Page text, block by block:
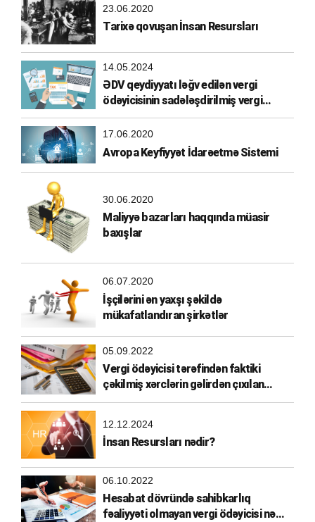
23.06.2020
Tarixə qovuşan İnsan Resursları
14.05.2024
ƏDV qeydiyyatı ləğv edilən vergi
ödəyicisinin sadələşdirilmiş vergi
ödəyicisi olma hüququ
17.06.2020
Avropa Keyfiyyət İdarəetmə Sistemi
30.06.2020
Maliyyə bazarları haqqında müasir
baxışlar
06.07.2020
İşçilərini ən yaxşı şəkildə
mükafatlandıran şirkətlər
05.09.2022
Vergi ödəyicisi tərəfindən faktiki
çəkilmiş xərclərin gəlirdən çıxılan
xərclərə aid edilməsi
12.12.2024
İnsan Resursları nədir?
06.10.2022
Hesabat dövründə sahibkarlıq
fəaliyyəti olmayan vergi ödəyicisi nə